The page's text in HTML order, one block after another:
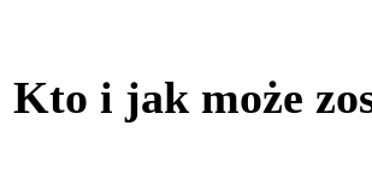
Kto i jak może